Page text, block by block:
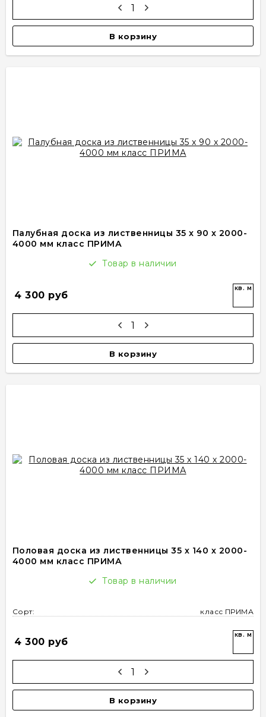
В корзину
Палубная доска из лиственницы 35 x 90 x 2000-
4000 мм класс ПРИМА
Товар в наличии
4 300 руб
кв. м
В корзину
Половая доска из лиственницы 35 х 140 х 2000-
4000 мм класс ПРИМА
Товар в наличии
Сорт: класс ПРИМА
4 300 руб
кв. м
В корзину